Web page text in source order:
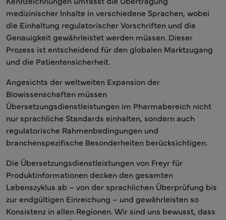
medizinischer Inhalte in verschiedene Sprachen, wobei
die Einhaltung regulatorischer Vorschriften und die
Genauigkeit gewährleistet werden müssen. Dieser
Prozess ist entscheidend für den globalen Marktzugang
und die Patientensicherheit.
Angesichts der weltweiten Expansion der
Biowissenschaften müssen
Übersetzungsdienstleistungen im Pharmabereich nicht
nur sprachliche Standards einhalten, sondern auch
regulatorische Rahmenbedingungen und
branchenspezifische Besonderheiten berücksichtigen.
Die Übersetzungsdienstleistungen von Freyr für
Produktinformationen decken den gesamten
Lebenszyklus ab – von der sprachlichen Überprüfung bis
zur endgültigen Einreichung – und gewährleisten so
Konsistenz in allen Regionen. Wir sind uns bewusst, dass